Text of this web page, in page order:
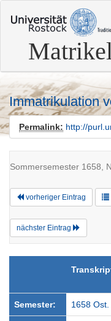
zum
Seitenanfang
Immatrikulation
Permalink: http://
Sommersemester 1658,
vorheriger Eintrag
nächster Eintrag
Semester: 1658 Ost.